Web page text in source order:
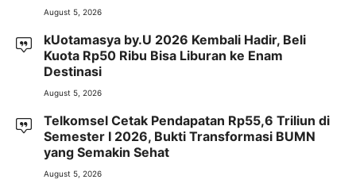
August 5, 2026
kUotamasya by.U 2026 Kembali Hadir, Beli
Kuota Rp50 Ribu Bisa Liburan ke Enam
Destinasi
August 5, 2026
Telkomsel Cetak Pendapatan Rp55,6 Triliun di
Semester I 2026, Bukti Transformasi BUMN
yang Semakin Sehat
August 5, 2026